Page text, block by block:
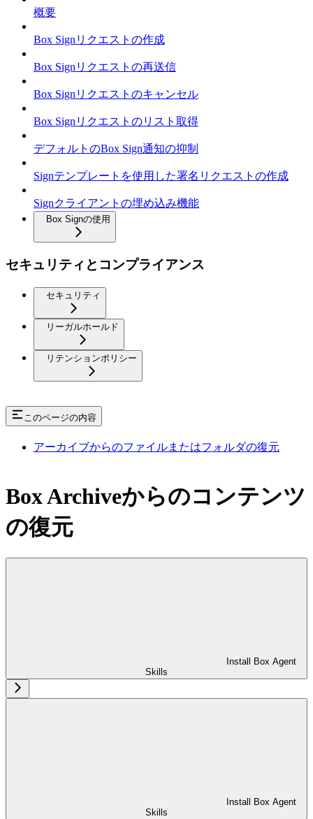
概要
Box Signリクエストの作成
Box Signリクエストの再送信
Box Signリクエストのキャンセル
Box Signリクエストのリスト取得
デフォルトのBox Sign通知の抑制
Signテンプレートを使用した署名リクエストの作成
Signクライアントの埋め込み機能
Box Signの使用
セキュリティとコンプライアンス
セキュリティ
リーガルホールド
リテンションポリシー
このページの内容
アーカイブからのファイルまたはフォルダの復元
Box Archiveからのコンテンツ
の復元
Install Box Agent
Skills
Install Box Agent
Skills